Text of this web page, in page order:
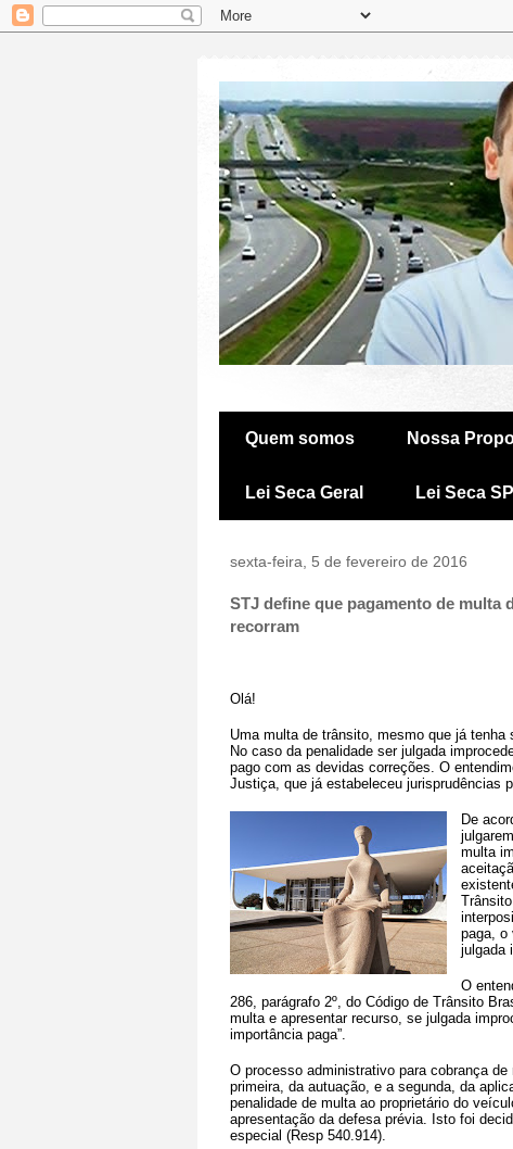
Quem somos Nossa
Lei Seca Geral Lei Seca SP
sexta-feira, 5 de fevereiro de 2016
STJ define que pagamento de
recorram
Olá!
Uma multa de trânsito, mesmo que já
No caso da penalidade ser julgada
pago com as devidas correções. O
Justiça, que já estabeleceu jurisprudências
De
multa
paga, o
julgada
O
286, parágrafo 2º, do Código de Trânsito
multa e apresentar recurso, se julgada
importância paga”.
O processo administrativo para cobrança
primeira, da autuação, e a segunda, da
penalidade de multa ao proprietário do
apresentação da defesa prévia. Isto foi
especial (Resp 540.914).